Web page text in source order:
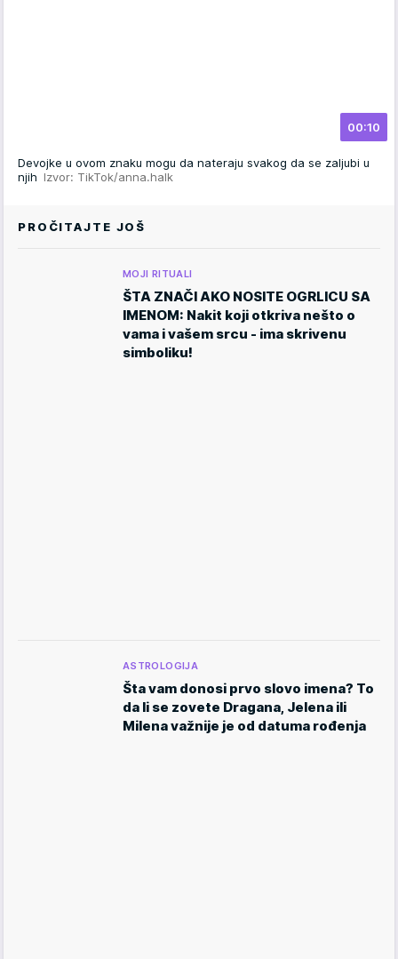
00:10
Devojke u ovom znaku mogu da nateraju svakog da se zaljubi u
njih Izvor: TikTok/anna.halk
PROČITAJTE JOŠ
MOJI RITUALI
ŠTA ZNAČI AKO NOSITE OGRLICU SA
IMENOM: Nakit koji otkriva nešto o
vama i vašem srcu - ima skrivenu
simboliku!
ASTROLOGIJA
Šta vam donosi prvo slovo imena? To
da li se zovete Dragana, Jelena ili
Milena važnije je od datuma rođenja